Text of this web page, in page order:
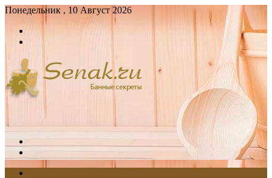
Понедельник , 10 Август 2026
Войти
skin